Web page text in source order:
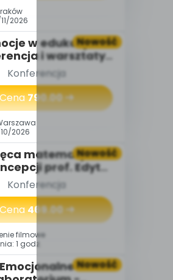
Nowość
2026
w edukacji
i warsztaty
18-19.11.2026
Konferencja
Cena790.00
Nowość
2026
matematyka®
prof. Edyty
Kolczyńskiej
Konferencja
469.00
Nowość
filmowe
1 godz.
Emocjonalne